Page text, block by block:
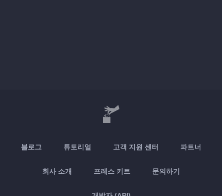
블로그 튜토리얼 고객 지원 센터 파트너
회사 소개 프레스 키트 문의하기